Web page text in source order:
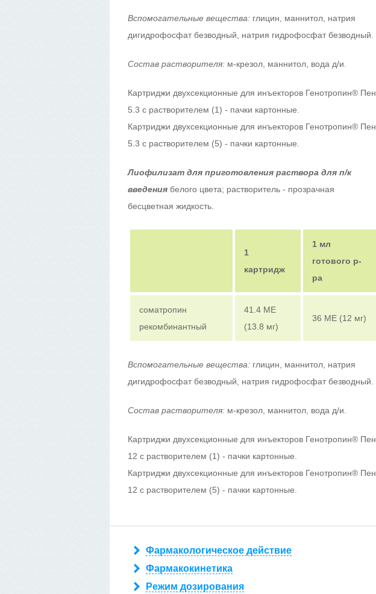
Вспомогательные вещества: глицин, маннитол, натрия
дигидрофосфат безводный, натрия гидрофосфат безводный.
Состав растворителя: м-крезол, маннитол, вода д/и.
Картриджи двухсекционные для инъекторов Генотропин® Пен
5.3 с растворителем (1) - пачки картонные.
Картриджи двухсекционные для инъекторов Генотропин® Пен
5.3 с растворителем (5) - пачки картонные.
Лиофилизат для приготовления раствора для п/к
введения белого цвета; растворитель - прозрачная
бесцветная жидкость.
1
картридж
1 мл
готового р-
ра
соматропин
рекомбинантный
41.4 МЕ
(13.8 мг)
36 МЕ (12 мг)
Вспомогательные вещества: глицин, маннитол, натрия
дигидрофосфат безводный, натрия гидрофосфат безводный.
Состав растворителя: м-крезол, маннитол, вода д/и.
Картриджи двухсекционные для инъекторов Генотропин® Пен
12 с растворителем (1) - пачки картонные.
Картриджи двухсекционные для инъекторов Генотропин® Пен
12 с растворителем (5) - пачки картонные.
Фармакологическое действие
Фармакокинетика
Режим дозирования